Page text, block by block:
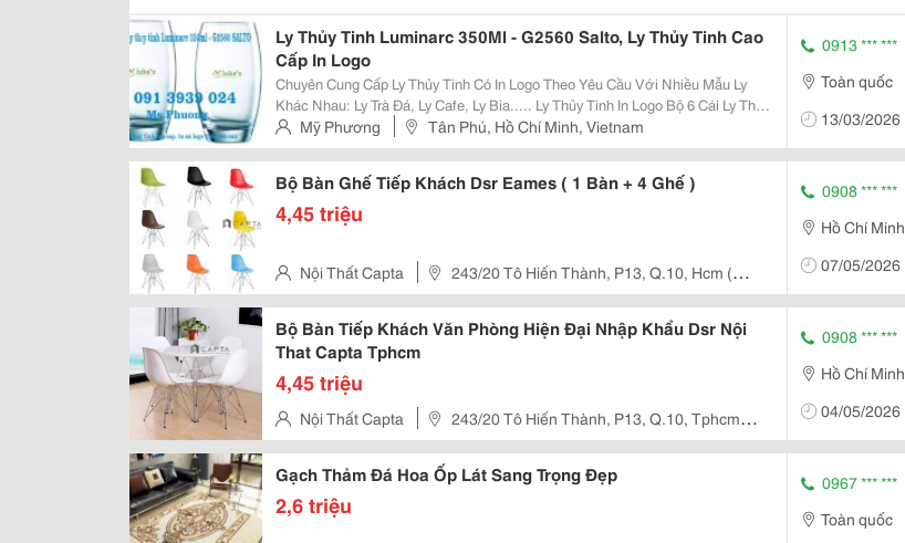
Ly Thủy Tinh Luminarc 350Ml - G2560 Salto, Ly Thủy Tinh Cao
Cấp In Logo
Chuyên Cung Cấp Ly Thủy Tinh Có In Logo Theo Yêu Cầu Với Nhiều Mẫu Ly
Khác Nhau: Ly Trà Đá, Ly Cafe, Ly Bia..... Ly Thủy Tinh In Logo Bộ 6 Cái Ly Thủy
Tinh Luminarc 350Ml - G2560 Salto: Với Thiết Kế Sang Trọng. Đẹp Mắt. Dòng
Ly Cao Cấp. Đảm
Mỹ Phương Tân Phú, Hồ Chí Minh, Vietnam
0913 *** ***
Toàn quốc
13/03/2026
Bộ Bàn Ghế Tiếp Khách Dsr Eames ( 1 Bàn + 4 Ghế )
4,45 triệu
Nội Thất Capta
243/20 Tô Hiến Thành, P13, Q.10, Hcm (
Gần Siêu Thị Big C)
0908 *** ***
Hồ Chí Minh
07/05/2026
Bộ Bàn Tiếp Khách Văn Phòng Hiện Đại Nhập Khẩu Dsr Nội
That Capta Tphcm
4,45 triệu
Nội Thất Capta
243/20 Tô Hiến Thành, P13, Q.10, Tphcm (
Gần Siêu Thị Big C)
0908 *** ***
Hồ Chí Minh
04/05/2026
Gạch Thảm Đá Hoa Ốp Lát Sang Trọng Đẹp
2,6 triệu
0967 *** ***
Toàn quốc